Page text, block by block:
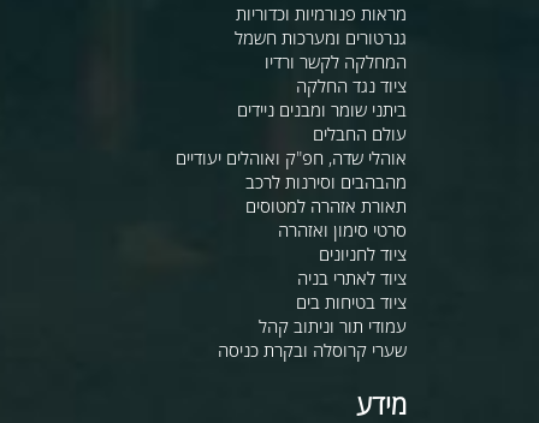
מראות פנורמיות וכדוריות
גנרטורים ומערכות חשמל
המחלקה לקשר ורדיו
ציוד נגד החלקה
ביתני שומר ומבנים ניידים
עולם החבלים
אוהלי שדה, חפ"ק ואוהלים יעודיים
מהבהבים וסירנות לרכב
תאורת אזהרה למטוסים
סרטי סימון ואזהרה
ציוד לחניונים
ציוד לאתרי בניה
ציוד בטיחות בים
עמודי תור וניתוב קהל
שערי קרוסלה ובקרת כניסה
מידע